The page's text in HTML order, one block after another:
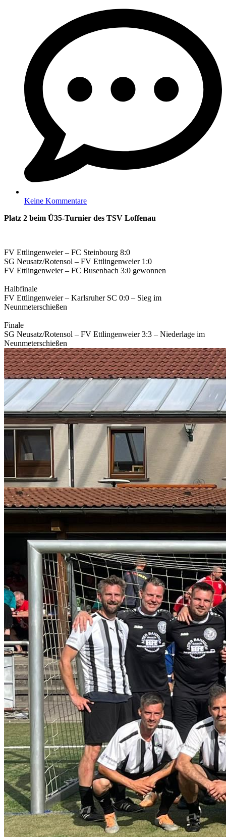
Keine Kommentare
Platz 2 beim Ü35-Turnier des TSV Loffenau
FV Ettlingenweier – FC Steinbourg 8:0
SG Neusatz/Rotensol – FV Ettlingenweier 1:0
FV Ettlingenweier – FC Busenbach 3:0 gewonnen
Halbfinale
FV Ettlingenweier – Karlsruher SC 0:0 – Sieg im
Neunmeterschießen
Finale
SG Neusatz/Rotensol – FV Ettlingenweier 3:3 – Niederlage im
Neunmeterschießen